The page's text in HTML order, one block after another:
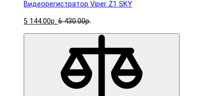
Видеорегистратор Viper Z1 SKY
5 144.00р. 6 430.00р.